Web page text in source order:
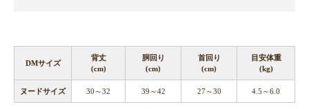
DMサイズ
背丈
(cm)
胴回り
(cm)
首回り
(cm)
目安体重
(kg)
ヌードサイズ 30～32 39～42 27～30 4.5～6.0